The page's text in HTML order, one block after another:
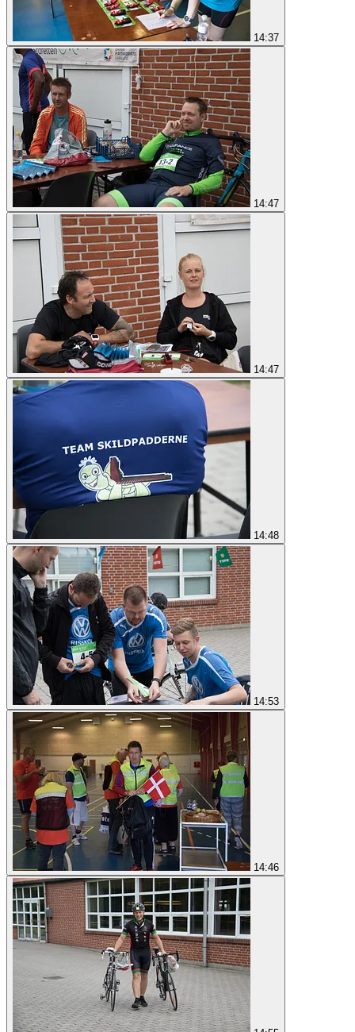
14:37
14:47
14:47
14:48
14:53
14:46